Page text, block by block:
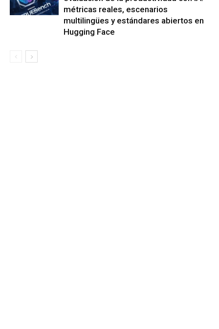
métricas reales, escenarios
multilingües y estándares abiertos en
Hugging Face